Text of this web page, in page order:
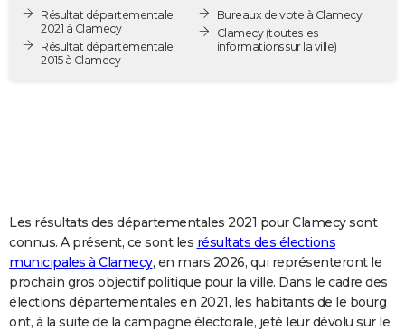
Destinations
City break
Voyage nature
Voyage de noces
Forum
Climat
PHOTO
GUIDES D'ACHAT
COPAINS D'AVANT
S'inscrire
Se connecter
Lycées
Collèges
Primaires
Universités
Entreprises
Service militaire
Avis de recherche
AVIS DE DÉCÈS
FORUM
Résultat départementale
2021 à Clamecy
Résultat départementale
2015 à Clamecy
Bureaux de vote à Clamecy
Clamecy(toutes les
informations sur la ville)
Les résultats des départementales 2021 pour Clamecy sont
connus. A présent, ce sont les résultats des élections
municipales à Clamecy, en mars 2026, qui représenteront le
prochain gros objectif politique pour la ville. Dans le cadre des
élections départementales en 2021, les habitants de le bourg
ont, à la suite de la campagne électorale, jeté leur dévolu sur le